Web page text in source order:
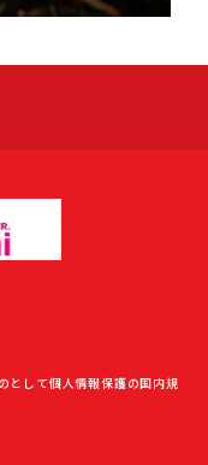
として個人情報保護の国内規